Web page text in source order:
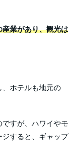
業があり、観光は
ホテルも地元の
すが、ハワイやモ
すると、ギャップ